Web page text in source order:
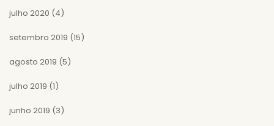
julho 2020 (4)
setembro 2019 (15)
agosto 2019 (5)
julho 2019 (1)
junho 2019 (3)